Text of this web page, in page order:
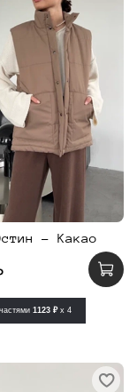
- Какао
1123 ₽ x 4